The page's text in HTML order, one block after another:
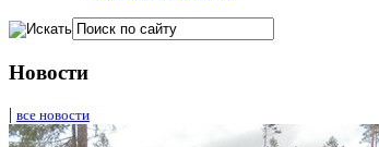
Новости
| все новости